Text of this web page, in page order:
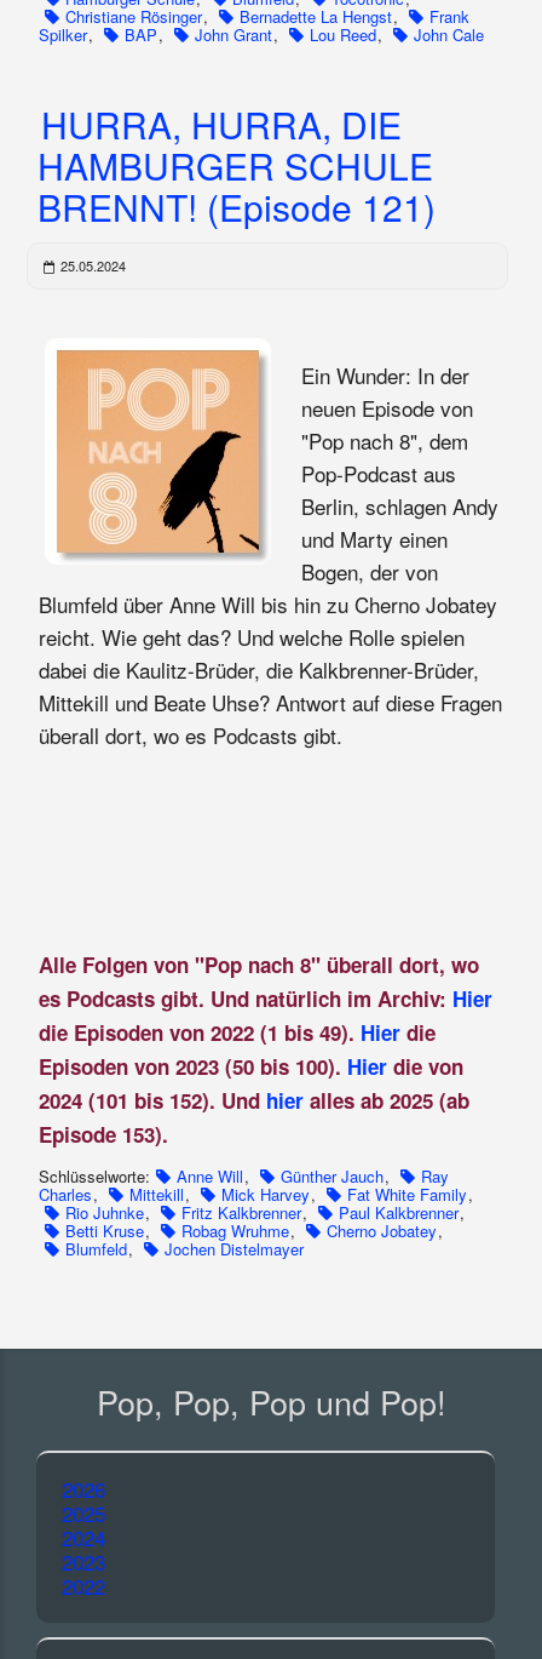
Christiane Rösinger, Bernadette La Hengst, Frank
Spilker, BAP, John Grant, Lou Reed, John Cale
HURRA, HURRA, DIE
HAMBURGER SCHULE
BRENNT! (Episode 121)
25.05.2024
Ein Wunder: In der
neuen Episode von
"Pop nach 8", dem
Pop-Podcast aus
Berlin, schlagen Andy
und Marty einen
Bogen, der von
Blumfeld über Anne Will bis hin zu Cherno Jobatey
reicht. Wie geht das? Und welche Rolle spielen
dabei die Kaulitz-Brüder, die Kalkbrenner-Brüder,
Mittekill und Beate Uhse? Antwort auf diese Fragen
überall dort, wo es Podcasts gibt.
Alle Folgen von "Pop nach 8" überall dort, wo
es Podcasts gibt. Und natürlich im Archiv: Hier
die Episoden von 2022 (1 bis 49). Hierdie
Episoden von 2023 (50 bis 100). Hier die von
2024 (101 bis 152). Und hier alles ab 2025 (ab
Episode 153).
Schlüsselworte: Anne Will, Günther Jauch, Ray
Charles, Mittekill, Mick Harvey, Fat White Family,
Rio Juhnke, Fritz Kalkbrenner, Paul Kalkbrenner,
Betti Kruse, Robag Wruhme, Cherno Jobatey,
Blumfeld, Jochen Distelmayer
Pop, Pop, Pop und Pop!
2026
2025
2024
2023
2022